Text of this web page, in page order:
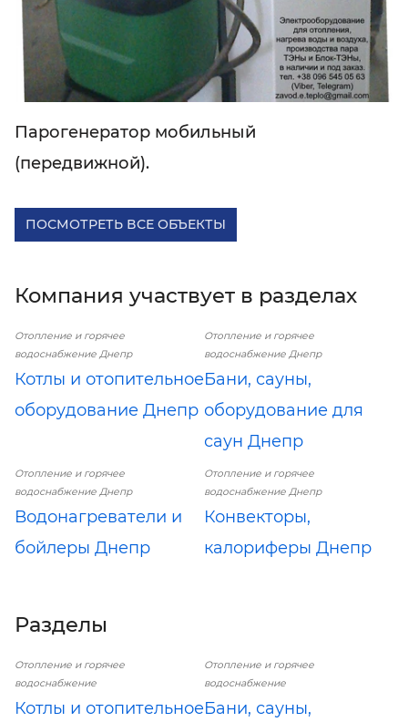
Парогенератор мобильный
(передвижной).
ПОСМОТРЕТЬ ВСЕ ОБЪЕКТЫ
Компания участвует в разделах
Отопление и горячее
водоснабжение Днепр
Котлы и отопительное
оборудование Днепр
Отопление и горячее
водоснабжение Днепр
Бани, сауны,
оборудование для
саун Днепр
Отопление и горячее
водоснабжение Днепр
Водонагреватели и
бойлеры Днепр
Отопление и горячее
водоснабжение Днепр
Конвекторы,
калориферы Днепр
Разделы
Отопление и горячее
водоснабжение
Котлы и отопительное
Отопление и горячее
водоснабжение
Бани, сауны,